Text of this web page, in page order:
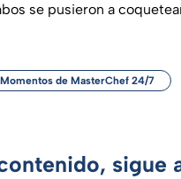
se pusieron a
de MasterChef 24/7
sigue